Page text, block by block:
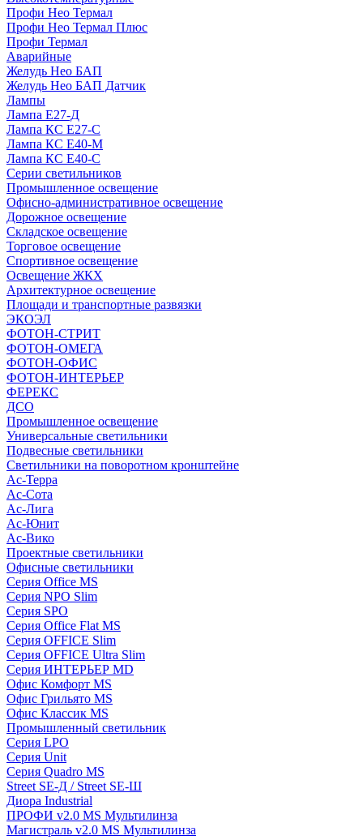
Профи Нео Термал
Профи Нео Термал Плюс
Профи Термал
Аварийные
Желудь Нео БАП
Желудь Нео БАП Датчик
Лампы
Лампа Е27-Д
Лампа КС Е27-С
Лампа КС Е40-М
Лампа КС Е40-С
Серии светильников
Промышленное освещение
Офисно-административное освещение
Дорожное освещение
Складское освещение
Торговое освещение
Спортивное освещение
Освещение ЖКХ
Архитектурное освещение
Площади и транспортные развязки
ЭКОЭЛ
ФОТОН-СТРИТ
ФОТОН-ОМЕГА
ФОТОН-ОФИС
ФОТОН-ИНТЕРЬЕР
ФЕРЕКС
ДСО
Промышленное освещение
Универсальные светильники
Подвесные светильники
Светильники на поворотном кронштейне
Ас-Терра
Ас-Сота
Ас-Лига
Ас-Юнит
Ас-Вико
Проектные светильники
Офисные светильники
Серия Office MS
Серия NPO Slim
Серия SPO
Серия Office Flat MS
Серия OFFICE Slim
Серия OFFICE Ultra Slim
Серия ИНТЕРЬЕР MD
Офис Комфорт MS
Офис Грильято MS
Офис Классик MS
Промышленный светильник
Серия LPO
Серия Unit
Серия Quadro MS
Street SE-Д / Street SE-Ш
Диора Industrial
ПРОФИ v2.0 MS Мультилинза
Магистраль v2.0 MS Мультилинза